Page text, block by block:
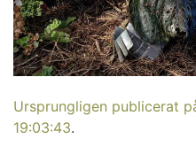
Ursprungligen publicerat
19:03:43.